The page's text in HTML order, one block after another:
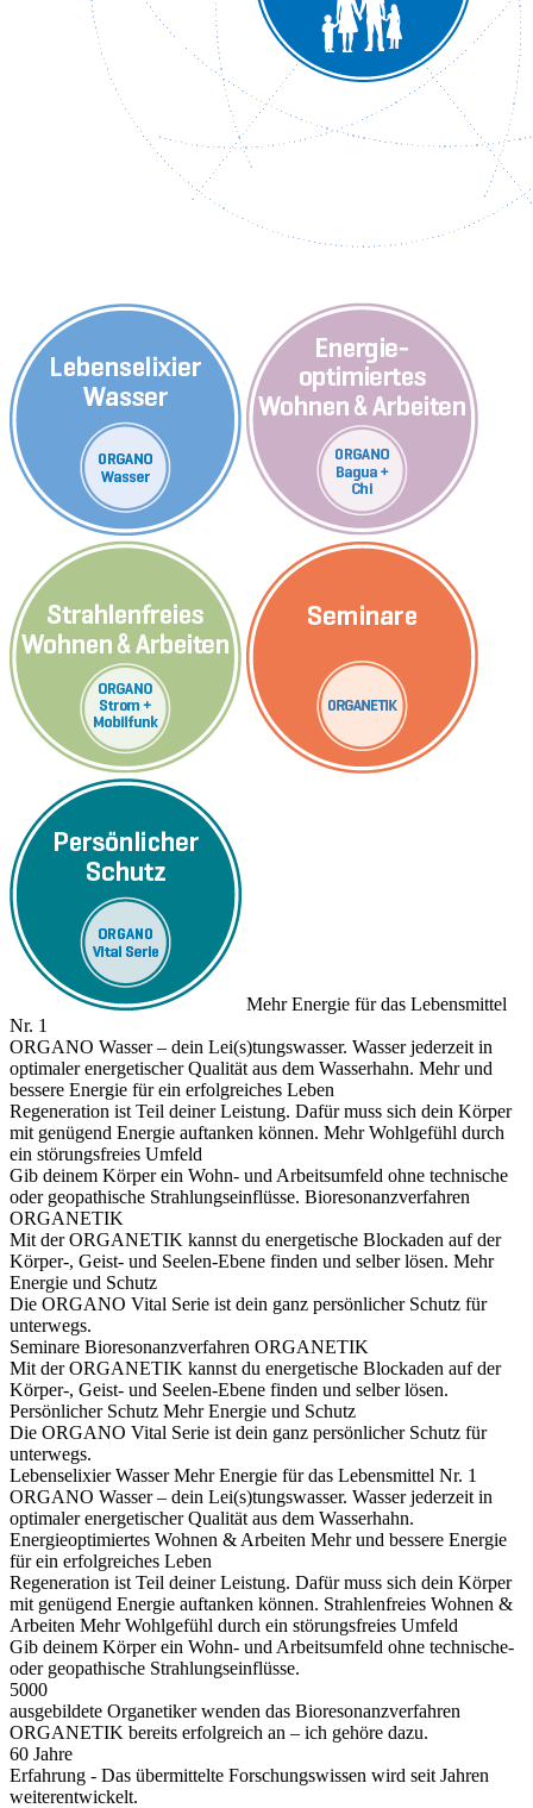
Mehr Energie für das Lebensmittel
Nr. 1
ORGANO Wasser – dein Lei(s)tungswasser. Wasser jederzeit in
optimaler energetischer Qualität aus dem Wasserhahn. Mehr und
bessere Energie für ein erfolgreiches Leben
Regeneration ist Teil deiner Leistung. Dafür muss sich dein Körper
mit genügend Energie auftanken können. Mehr Wohlgefühl durch
ein störungsfreies Umfeld
Gib deinem Körper ein Wohn- und Arbeitsumfeld ohne technische
oder geopathische Strahlungseinflüsse. Bioresonanzverfahren
ORGANETIK
Mit der ORGANETIK kannst du energetische Blockaden auf der
Körper-, Geist- und Seelen-Ebene finden und selber lösen. Mehr
Energie und Schutz
Die ORGANO Vital Serie ist dein ganz persönlicher Schutz für
unterwegs.
Seminare Bioresonanzverfahren ORGANETIK
Mit der ORGANETIK kannst du energetische Blockaden auf der
Körper-, Geist- und Seelen-Ebene finden und selber lösen.
Persönlicher Schutz Mehr Energie und Schutz
Die ORGANO Vital Serie ist dein ganz persönlicher Schutz für
unterwegs.
Lebenselixier Wasser Mehr Energie für das Lebensmittel Nr. 1
ORGANO Wasser – dein Lei(s)tungswasser. Wasser jederzeit in
optimaler energetischer Qualität aus dem Wasserhahn.
Energieoptimiertes Wohnen & Arbeiten Mehr und bessere Energie
für ein erfolgreiches Leben
Regeneration ist Teil deiner Leistung. Dafür muss sich dein Körper
mit genügend Energie auftanken können. Strahlenfreies Wohnen &
Arbeiten Mehr Wohlgefühl durch ein störungsfreies Umfeld
Gib deinem Körper ein Wohn- und Arbeitsumfeld ohne technische-
oder geopathische Strahlungseinflüsse.
5000
ausgebildete Organetiker wenden das Bioresonanzverfahren
ORGANETIK bereits erfolgreich an – ich gehöre dazu.
60 Jahre
Erfahrung - Das übermittelte Forschungswissen wird seit Jahren
weiterentwickelt.